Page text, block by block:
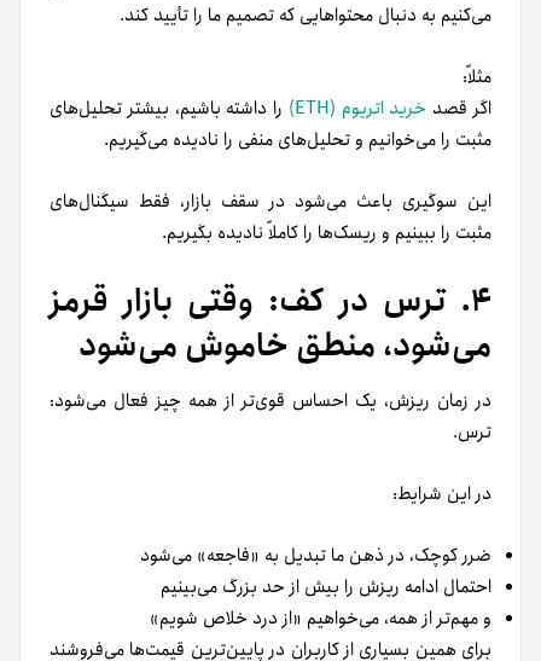
می‌کنیم به دنبال محتواهایی که تصمیم ما را تأیید کند.
مثلاً:
اگر قصد خرید اتریوم (ETH)
را داشته باشیم، بیشتر تحلیل‌های
مثبت را می‌خوانیم و تحلیل‌های منفی را نادیده می‌گیریم.
این سوگیری باعث می‌شود در سقف بازار، فقط سیگنال‌های
مثبت را ببینیم و ریسک‌ها را کاملاً نادیده بگیریم.
۴. ترس در کف: وقتی بازار قرمز
می‌شود، منطق خاموش می‌شود
در زمان ریزش، یک احساس قوی‌تر از همه چیز فعال می‌شود:
ترس.
در این شرایط:
ضرر کوچک، در ذهن ما تبدیل به «فاجعه» می‌شود
احتمال ادامه ریزش را بیش از حد بزرگ می‌بینیم
و مهم‌تر از همه، می‌خواهیم «از درد خلاص شویم»
برای همین بسیاری از کاربران در پایین‌ترین قیمت‌ها می‌فروشند